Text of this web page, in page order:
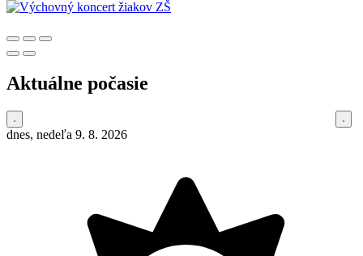
Aktuálne počasie
dnes, nedeľa 9. 8. 2026